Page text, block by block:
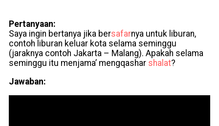
Pertanyaan:
Saya ingin bertanya jika bersafarnya untuk liburan,
contoh liburan keluar kota selama seminggu
(jaraknya contoh Jakarta – Malang). Apakah selama
seminggu itu menjama’ mengqashar shalat?
Jawaban: